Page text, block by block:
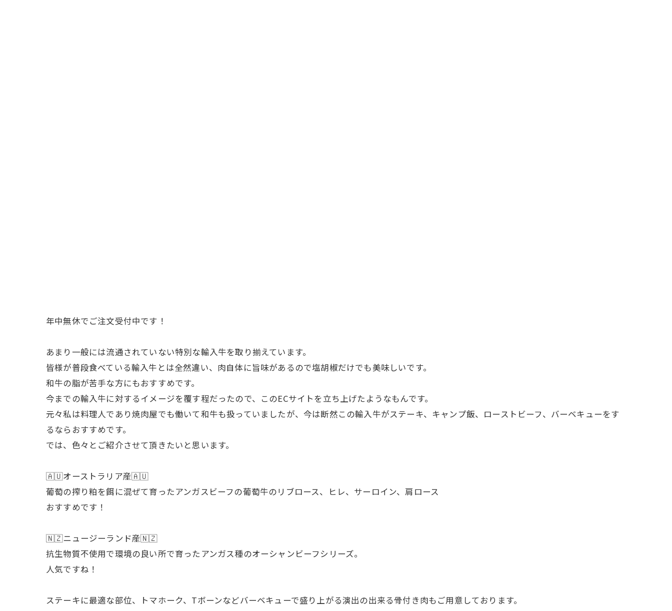
年中無休でご注文受付中です！
あまり一般には流通されていない特別な輸入牛を取り揃えています。
皆様が普段食べている輸入牛とは全然違い、肉自体に旨味があるので塩胡椒だけでも美味しいです。
和牛の脂が苦手な方にもおすすめです。
今までの輸入牛に対するイメージを覆す程だったので、このECサイトを立ち上げたようなもんです。
元々私は料理人であり焼肉屋でも働いて和牛も扱っていましたが、今は断然この輸入牛がステーキ、キャンプ飯、ローストビーフ、バーベキューをす
るならおすすめです。
では、色々とご紹介させて頂きたいと思います。
🇦🇺オーストラリア産🇦🇺
葡萄の搾り粕を餌に混ぜて育ったアンガスビーフの葡萄牛のリブロース、ヒレ、サーロイン、肩ロース
おすすめです！
🇳🇿ニュージーランド産🇳🇿
抗生物質不使用で環境の良い所で育ったアンガス種のオーシャンビーフシリーズ。
人気ですね！
ステーキに最適な部位、トマホーク、Tボーンなどバーベキューで盛り上がる演出の出来る骨付き肉もご用意しております。